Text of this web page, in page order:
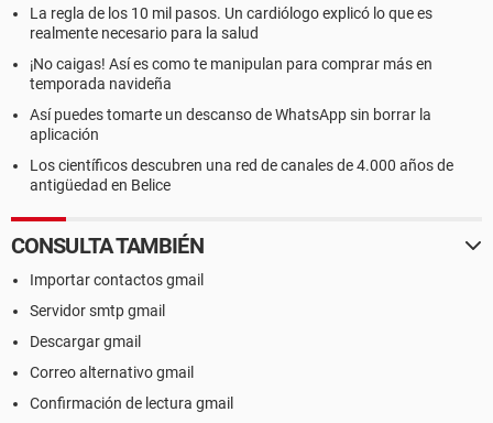
La regla de los 10 mil pasos. Un cardiólogo explicó lo que es
realmente necesario para la salud
¡No caigas! Así es como te manipulan para comprar más en
temporada navideña
Así puedes tomarte un descanso de WhatsApp sin borrar la
aplicación
Los científicos descubren una red de canales de 4.000 años de
antigüedad en Belice
CONSULTA TAMBIÉN
Importar contactos gmail
Servidor smtp gmail
Descargar gmail
Correo alternativo gmail
Confirmación de lectura gmail